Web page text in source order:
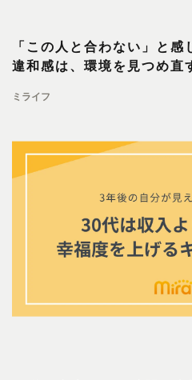
「この人と合わない」と
違和感は、環境を見つめ直
ミライフ